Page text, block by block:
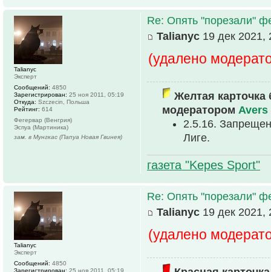
Re: Опять "порезали"
Talianyc 19 дек 2021,
(удалено
Желтая карточка
модератором Avers
2.5.16.
Лиге.
газета "Kepes Sport"
Talianyc
Эксперт
Сообщений: 4850
Зарегистрирован: 25 ноя 2011, 05:19
Откуда: Szczecin, Польша
Рейтинг: 614
Фегервар (Венгрия)
Эспуа (Мартиника)
зам. в Мунгкас (Папуа Новая Гвинея)
Re: Опять "порезали"
Talianyc 19 дек 2021,
(удалено
Talianyc
Эксперт
Сообщений: 4850
Зарегистрирован: 25 ноя 2011, 05:19